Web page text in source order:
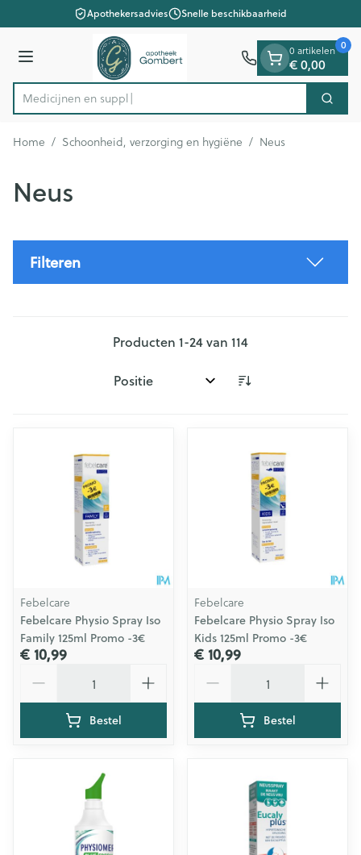
Ga naar de inhoudApothekersadvies Snelle beschikbaarheid
Menu
Product, merk, categorie...
M Zoek
0 artikelen
€ 0,00
0
Home / Schoonheid, verzorging en hygiëne / Neus
Neus
Filteren
Producten 1-24van 114
Sorteer op:
Febelcare
Febelcare Physio Spray Iso
Family 125ml Promo -3€
€ 10,99
Bestel
Febelcare
Febelcare Physio Spray Iso
Kids 125ml Promo -3€
€ 10,99
Bestel